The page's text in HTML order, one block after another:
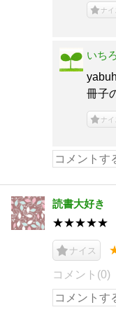
ナイ
いち
冊子
ナイ
読書大好き
★★★★★
ナイス
コメント(0)